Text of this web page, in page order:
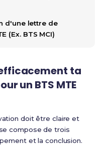
d'une lettre de
(Ex. BTS MCI)
ta
un BTS MTE
doit être claire et
compose de trois
et la conclusion.